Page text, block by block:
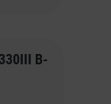
B-